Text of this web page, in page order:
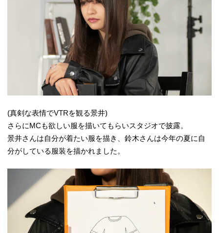
(真剣な表情でVTRを観る景井)
さらにMCも欲しい服を描いてもらいスタジオで披露。
景井さんは自分が着たい服を描き、鈴木さんは今年の夏に自
分がしている服装を描かれました。